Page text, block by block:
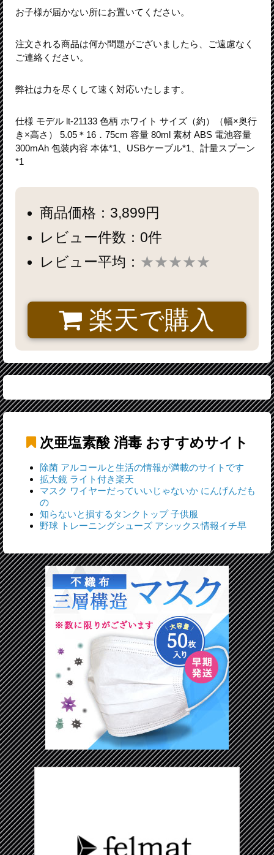
お子様が届かない所にお置いてください。
注文される商品は何か問題がございましたら、ご遠慮なく
ご連絡ください。
弊社は力を尽くして速く対応いたします。
仕様 モデル lt-21133 色柄 ホワイト サイズ（約）（幅×奥行
き×高さ） 5.05＊16．75cm 容量 80ml 素材 ABS 電池容量
300mAh 包装内容 本体*1、USBケーブル*1、計量スプーン
*1
商品価格：3,899円
レビュー件数：0件
レビュー平均： ★★★★★
楽天で購入
次亜塩素酸 消毒おすすめサイト
除菌 アルコールと生活の情報が満載のサイトです
拡大鏡 ライト付き楽天
マスク ワイヤーだっていいじゃないか にんげんだも
の
知らないと損するタンクトップ 子供服
野球 トレーニングシューズ アシックス情報イチ早